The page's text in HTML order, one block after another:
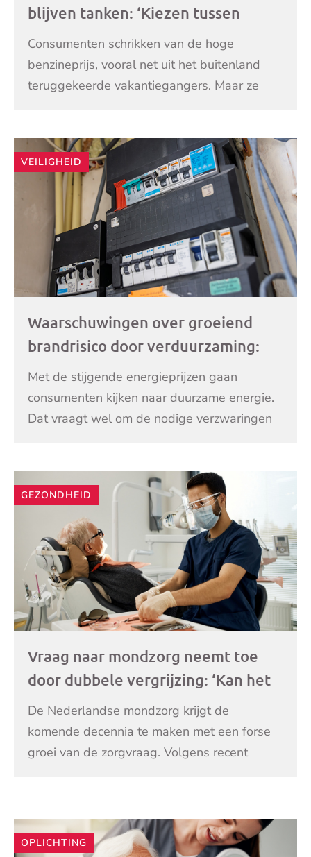
blijven tanken: ‘Kiezen tussen
betalen of de fiets pakken’
Consumenten schrikken van de hoge
benzineprijs, vooral net uit het buitenland
teruggekeerde vakantiegangers. Maar ze
winden zich op een enkeling na ook weer
LEES VERDER
VEILIGHEID
Waarschuwingen over groeiend
brandrisico door verduurzaming:
‘Meterkast is geen hobbyproject’
Met de stijgende energieprijzen gaan
consumenten kijken naar duurzame energie.
Dat vraagt wel om de nodige verzwaringen
van uw meterkast thuis. Als er zoveel extra
LEES VERDER
GEZONDHEID
Vraag naar mondzorg neemt toe
door dubbele vergrijzing: ‘Kan het
aanbod dat wel bijhouden?’
De Nederlandse mondzorg krijgt de
komende decennia te maken met een forse
groei van de zorgvraag. Volgens recent
onderzoek van Rabobank komt dat door de
LEES VERDER
OPLICHTING